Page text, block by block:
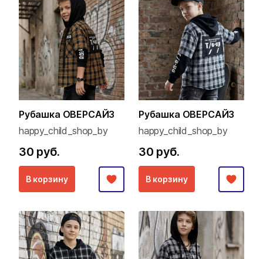
Рубашка ОВЕРСАЙЗ
happy_child_shop_by
30 руб.
В корзину
Рубашка ОВЕРСАЙЗ
happy_child_shop_by
30 руб.
В корзину